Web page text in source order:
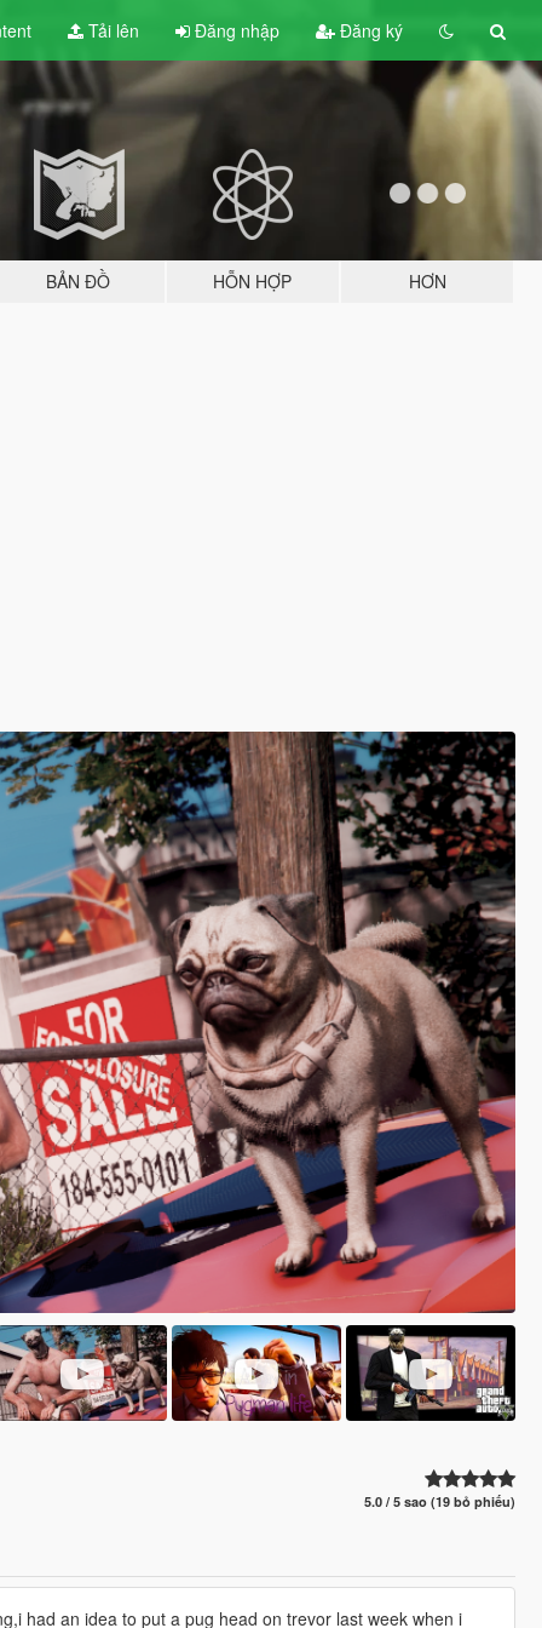
Tải lên Đăng nhập Đăng ký
BẢN ĐỒ HỖN HỢP HƠN
5.0 / 5 sao (19 bỏ phiếu)
had an idea to put a pug head on trevor last week when i